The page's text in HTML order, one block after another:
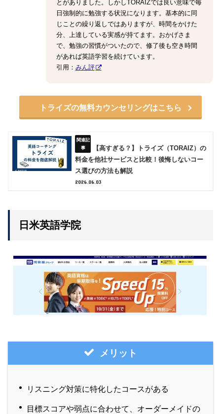
とがありました。しかしTORAIZでは良い意味で毎
日強制的に勉強する状況になります。基本的に同
じことの繰り返しではありますが、時間をかけた
分、上達している実感が持てます。おかげさま
で、勉強の習慣がついたので、修了後も空き時間
があれば英語学習を続けています。
引用： みん評
トライズの無料カウンセリングはこちら
【高すぎる？】トライズ（TORAIZ）の
料金を他社サービスと比較！後悔しないコー
ス選びの方法も解説
2026.06.03
日米英語学院
メリット
リスニング対策に特化したコースがある
目標スコアや弱点に合わせて、オーダーメイドの